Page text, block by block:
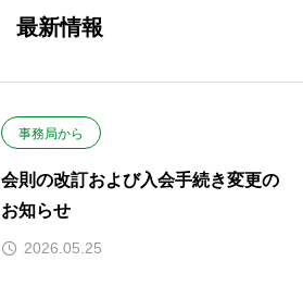
最新情報
事務局から
会則の改訂および入会手続き変更の
お知らせ
2026.05.25